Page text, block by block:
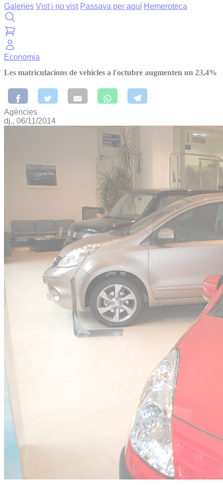
Galeries Vist i no vist Passava per aquí Hemeroteca
Economia
Les matriculacions de vehicles a l'octubre augmenten un 23,4%
Agències
dj., 06/11/2014